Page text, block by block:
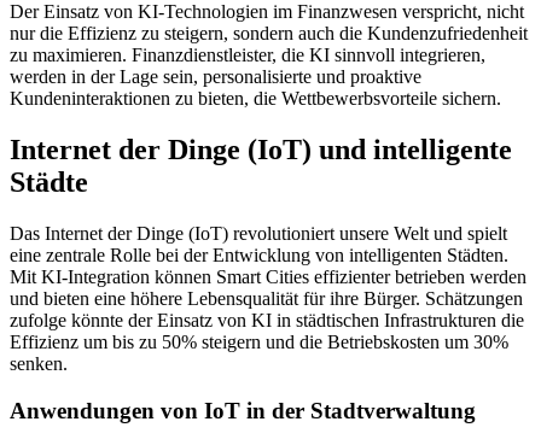
Der Einsatz von KI-Technologien im Finanzwesen verspricht, nicht
nur die Effizienz zu steigern, sondern auch die Kundenzufriedenheit
zu maximieren. Finanzdienstleister, die KI sinnvoll integrieren,
werden in der Lage sein, personalisierte und proaktive
Kundeninteraktionen zu bieten, die Wettbewerbsvorteile sichern.
Internet der Dinge (IoT) und intelligente
Städte
Das Internet der Dinge (IoT) revolutioniert unsere Welt und spielt
eine zentrale Rolle bei der Entwicklung von intelligenten Städten.
Mit KI-Integration können Smart Cities effizienter betrieben werden
und bieten eine höhere Lebensqualität für ihre Bürger. Schätzungen
zufolge könnte der Einsatz von KI in städtischen Infrastrukturen die
Effizienz um bis zu 50% steigern und die Betriebskosten um 30%
senken.
Anwendungen von IoT in der Stadtverwaltung